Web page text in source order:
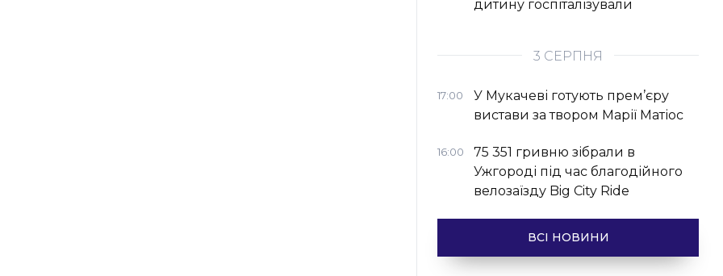
дитину госпіталізували
3 СЕРПНЯ
17:00
У Мукачеві готують прем’єру
вистави за твором Марії Матіос
16:00
75 351 гривню зібрали в
Ужгороді під час благодійного
велозаїзду Big Сity Ride
ВСІ НОВИНИ